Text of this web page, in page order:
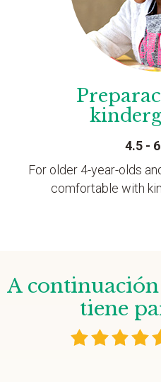
4.5 -
For older 4-year-olds
comfortable with
A
tiene